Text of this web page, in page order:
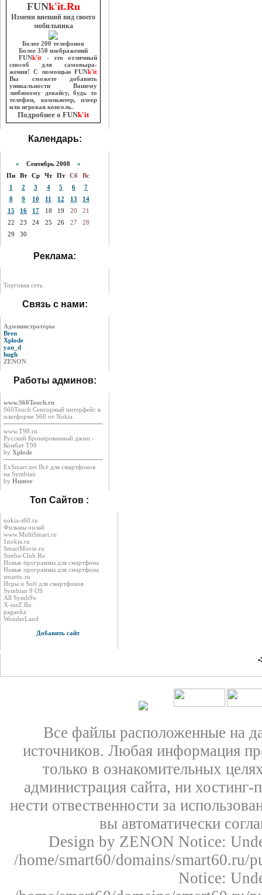
FUNk'it.Ru
Измени внеший вид своего
мобильника
Более 200 телефонов
Более 350 изображений
FUNk'it - это отличный
способ для самовыра-
жения! С помощью FUNk'it
Вы сможете добавить
уникальности Вашему
любимому девайсу, будь то
телефон, компьютер, плеер
или игровая консоль.
Подробнее о FUNk'it
Календарь:
« Сентябрь 2008 »
Пн
Вт Ср Чт Пт Сб
Вс
1
2 3 4 5 6
7
8
9 10 11 12 13
14
15
16 17 18 19 20
21
22
23 24 25 26 27
28
29
30
Реклама:
Торговая сеть
Связь с нами:
Администраторы
Bren
Xplode
yan_d
hugh
ZENON
Работы админов:
www.S60Touch.ru
S60Touch Сенсорный интерфейс в
платформе S60 от Nokia
www.T98.ru
Русский Бронированный джип -
Комбат Т98
by Xplode
ExSmart.net Всё для смартфонов
на Symbian
by Hunter
Топ Сайтов :
nokia-s60.ru
Фильмы онлай
www.MultiSmart.ru
1nokia.ru
SmartMovie.ru
Simba-Club.Ru
Новые программы для смартфона
Новые программы для смартфона
smartic.ru
Игры и Soft для смартфонов
Symbian 9 OS
All Symb9x
X-tazZ.Ru
paganka
WonderLand
Добавить сайт
Все файлы расположенные на
источников. Любая информация
только в ознакомительных
администрация сайта, ни
нести отвественности за
вы автоматически
Design by ZENON Notice:
/home/smart60/domains/
Notice: